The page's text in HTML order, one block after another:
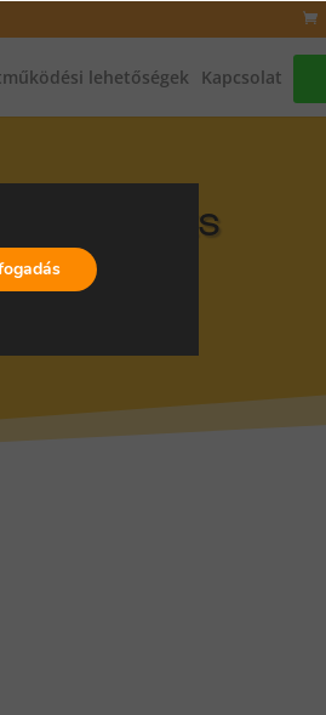
lehetőségek Kapcsolat